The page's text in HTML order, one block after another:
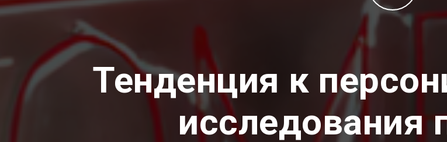
Тенденция к
исследования